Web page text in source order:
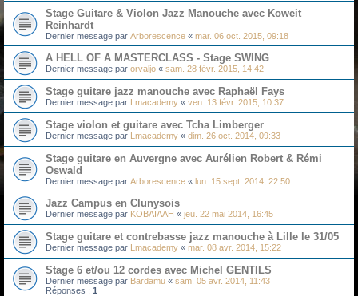
Stage Guitare & Violon Jazz Manouche avec Koweit
Reinhardt
Dernier message par Arborescence « mar. 06 oct. 2015, 09:18
A HELL OF A MASTERCLASS - Stage SWING
Dernier message par orvaljo « sam. 28 févr. 2015, 14:42
Stage guitare jazz manouche avec Raphaël Fays
Dernier message par Lmacademy « ven. 13 févr. 2015, 10:37
Stage violon et guitare avec Tcha Limberger
Dernier message par Lmacademy « dim. 26 oct. 2014, 09:33
Stage guitare en Auvergne avec Aurélien Robert & Rémi
Oswald
Dernier message par Arborescence « lun. 15 sept. 2014, 22:50
Jazz Campus en Clunysois
Dernier message par KOBAIAAH « jeu. 22 mai 2014, 16:45
Stage guitare et contrebasse jazz manouche à Lille le 31/05
Dernier message par Lmacademy « mar. 08 avr. 2014, 15:22
Stage 6 et/ou 12 cordes avec Michel GENTILS
Dernier message par Bardamu « sam. 05 avr. 2014, 11:43
Réponses : 1